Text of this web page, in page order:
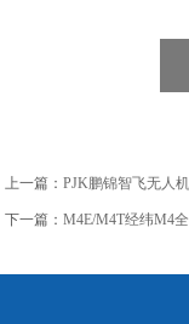
上一篇： PJK鹏锦智飞无人
下一篇： M4E/M4T经纬M4